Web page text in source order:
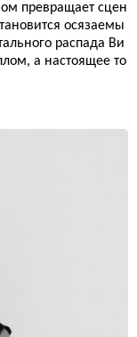
превращает сцен
осязаемы
распада Ви
а настоящее то